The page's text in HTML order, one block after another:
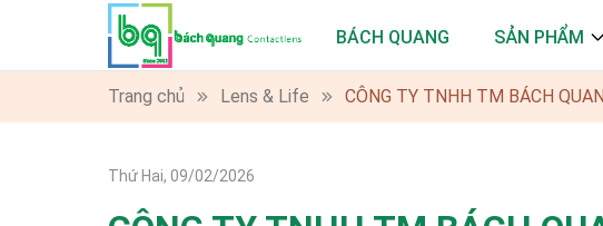
BÁCH QUANG SẢN PHẨM
Trang chủ Lens & Life CÔNG TY TNHH TM BÁCH
Thứ Hai, 09/02/2026